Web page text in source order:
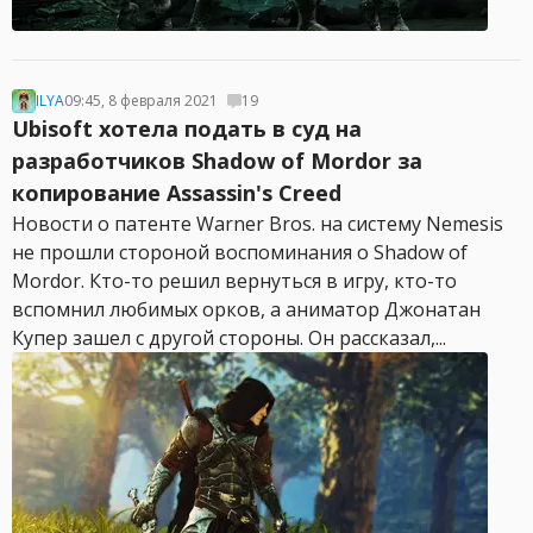
ILYA09:45, 8 февраля 2021 19
Ubisoft хотела подать в суд на
разработчиков Shadow of Mordor за
копирование Assassin's Creed
Новости о патенте Warner Bros. на систему Nemesis
не прошли стороной воспоминания о Shadow of
Mordor. Кто-то решил вернуться в игру, кто-то
вспомнил любимых орков, а аниматор Джонатан
Купер зашел с другой стороны. Он рассказал,...